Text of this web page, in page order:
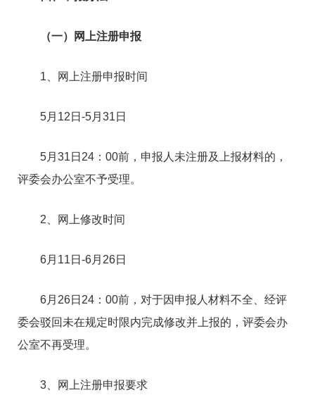
（一）网上注册申报
1、网上注册申报时间
5月12日-5月31日
5月31日24：00前，申报人未注册及上报材料的，
评委会办公室不予受理。
2、网上修改时间
6月11日-6月26日
6月26日24：00前，对于因申报人材料不全、经评
委会驳回未在规定时限内完成修改并上报的，评委会办
公室不再受理。
3、网上注册申报要求